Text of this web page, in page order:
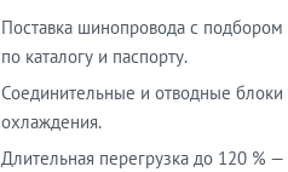
Поставка шинопровода с
по каталогу и паспорту.
Соединительные и отводные блоки
охлаждения.
Длительная перегрузка до 120 %